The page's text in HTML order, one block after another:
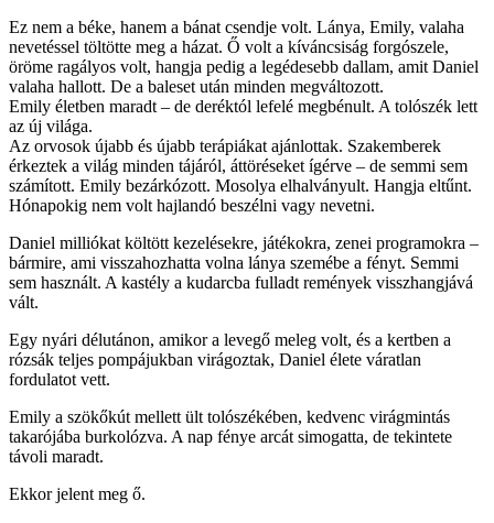
Ez nem a béke, hanem a bánat csendje volt. Lánya, Emily, valaha
nevetéssel töltötte meg a házat. Ő volt a kíváncsiság forgószele,
öröme ragályos volt, hangja pedig a legédesebb dallam, amit Daniel
valaha hallott. De a baleset után minden megváltozott.
Emily életben maradt – de deréktól lefelé megbénult. A tolószék lett
az új világa.
Az orvosok újabb és újabb terápiákat ajánlottak. Szakemberek
érkeztek a világ minden tájáról, áttöréseket ígérve – de semmi sem
számított. Emily bezárkózott. Mosolya elhalványult. Hangja eltűnt.
Hónapokig nem volt hajlandó beszélni vagy nevetni.
Daniel milliókat költött kezelésekre, játékokra, zenei programokra –
bármire, ami visszahozhatta volna lánya szemébe a fényt. Semmi
sem használt. A kastély a kudarcba fulladt remények visszhangjává
vált.
Egy nyári délutánon, amikor a levegő meleg volt, és a kertben a
rózsák teljes pompájukban virágoztak, Daniel élete váratlan
fordulatot vett.
Emily a szökőkút mellett ült tolószékében, kedvenc virágmintás
takarójába burkolózva. A nap fénye arcát simogatta, de tekintete
távoli maradt.
Ekkor jelent meg ő.